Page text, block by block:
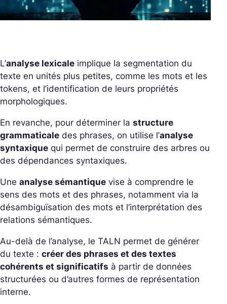
L’analyse lexicale implique la segmentation du
texte en unités plus petites, comme les mots et les
tokens, et l’identification de leurs propriétés
morphologiques.
En revanche, pour déterminer la structure
grammaticale des phrases, on utilise l’analyse
syntaxique qui permet de construire des arbres ou
des dépendances syntaxiques.
Une analyse sémantique vise à comprendre le
sens des mots et des phrases, notamment via la
désambiguïsation des mots et l’interprétation des
relations sémantiques.
Au-delà de l’analyse, le TALN permet de générer
du texte : créer des phrases et des textes
cohérents et significatifs à partir de données
structurées ou d’autres formes de représentation
interne.